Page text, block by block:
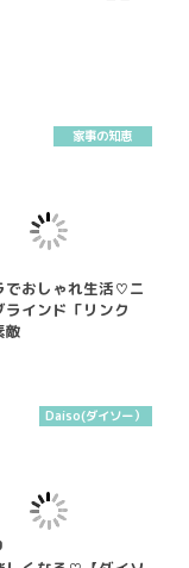
家事の知恵
でおしゃれ生活♡ニ
ラインド「リンク
敵
Daiso(ダイソー）